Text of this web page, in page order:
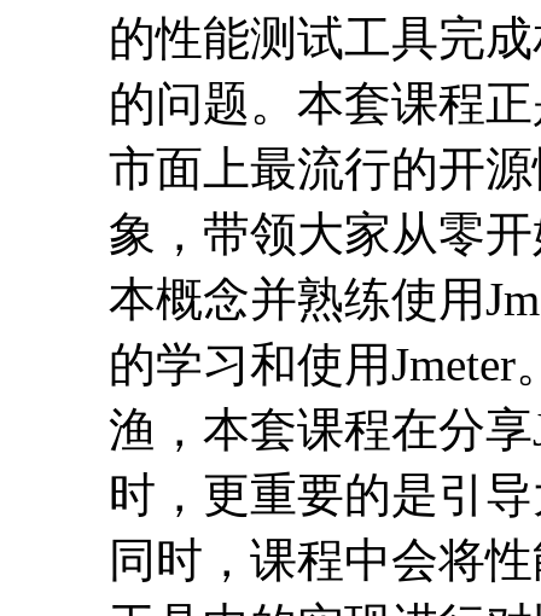
的性能测试工具完
的问题。本套课程
市面上最流行的开
象，带领大家从零
本概念并熟练使用
的学习和使用
渔，本套课程在分
时，更重要的是引
同时，课程中会将